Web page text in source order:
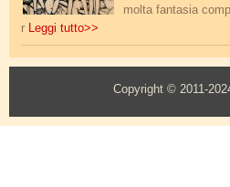
molta fantasia
r Leggi tutto>>
Copyright © 2011-